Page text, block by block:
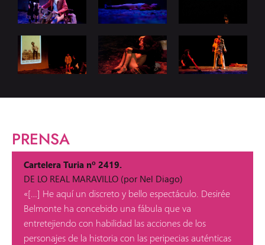
PRENSA
Cartelera Turia nº 2419.
DE LO REAL MARAVILLO (por Nel Diago)
«[…] He aquí un discreto y bello espectáculo. Desirée
Belmonte ha concebido una fábula que va
entretejiendo con habilidad las acciones de los
personajes de la historia con las peripecias auténticas